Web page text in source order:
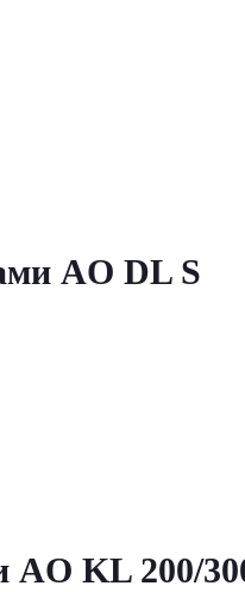
AO DL S
AO KL 200/